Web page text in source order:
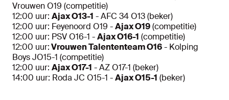
Vrouwen O19 (competitie)
12:00 uur: Ajax O13-1 - AFC 34 O13 (beker)
12:00 uur: Feyenoord O19 -Ajax O19(competitie)
12:00 uur: PSV O16-1 -Ajax O16-1 (competitie)
12:00 uur:Vrouwen Talententeam O16- Kolping
Boys JO15-1 (competitie)
12:00 uur: Ajax O17-1 - AZ O17-1 (beker)
14:00 uur: Roda JC O15-1 -Ajax O15-1 (beker)